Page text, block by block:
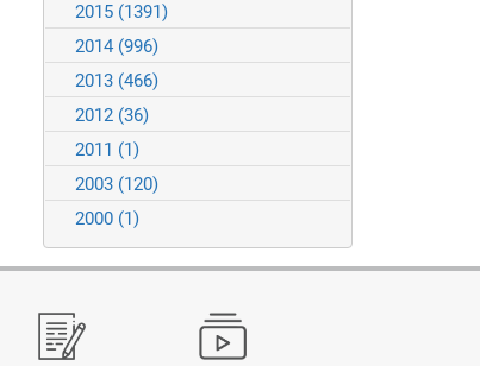
2015 (1391)
2014 (996)
2013 (466)
2012 (36)
2011 (1)
2003 (120)
2000 (1)